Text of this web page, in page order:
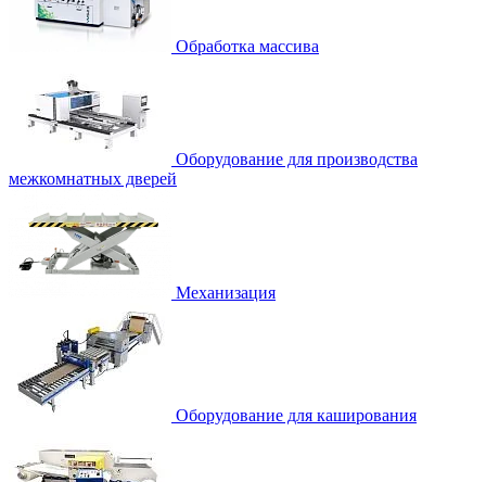
Обработка массива
Оборудование для производства
межкомнатных дверей
Механизация
Оборудование для каширования